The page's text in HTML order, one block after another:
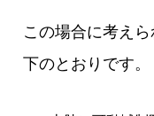
この場合に考え
下のとおりです。